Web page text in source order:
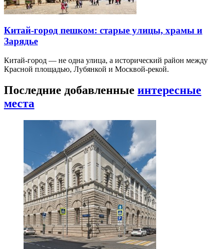
Китай-город пешком: старые улицы, храмы и
Зарядье
Китай-город — не одна улица, а исторический район между
Красной площадью, Лубянкой и Москвой-рекой.
Последние добавленные интересные
места